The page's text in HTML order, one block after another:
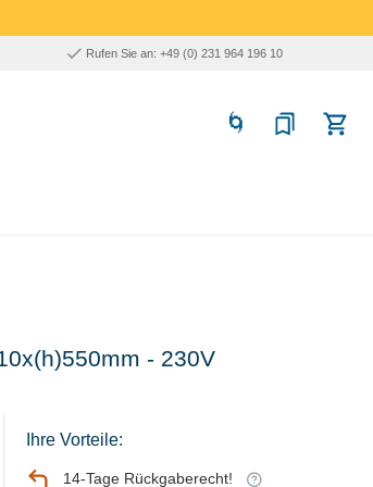
Rufen Sie an: +49 (0) 231 964 196 10
- 230V
Ihre Vorteile:
14-Tage Rückgaberecht!